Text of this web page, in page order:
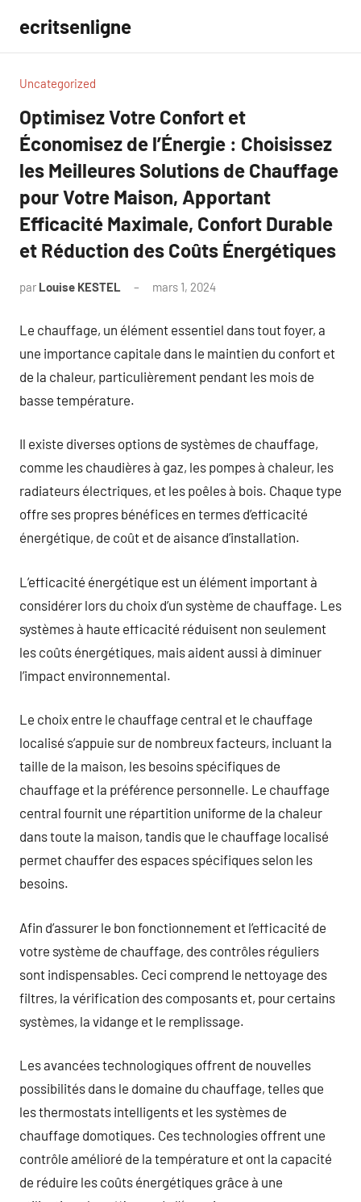
contenu
ecritsenligne
Uncategorized
Optimisez Votre Confort et
Économisez de l’Énergie : Choisissez
les Meilleures Solutions de Chauffage
pour Votre Maison, Apportant
Efficacité Maximale, Confort Durable
et Réduction des Coûts Énergétiques
par Louise KESTEL mars 1, 2024
Le chauffage, un élément essentiel dans tout foyer, a
une importance capitale dans le maintien du confort et
de la chaleur, particulièrement pendant les mois de
basse température.
Il existe diverses options de systèmes de chauffage,
comme les chaudières à gaz, les pompes à chaleur, les
radiateurs électriques, et les poêles à bois. Chaque type
offre ses propres bénéfices en termes d’efficacité
énergétique, de coût et de aisance d’installation.
L’efficacité énergétique est un élément important à
considérer lors du choix d’un système de chauffage. Les
systèmes à haute efficacité réduisent non seulement
les coûts énergétiques, mais aident aussi à diminuer
l’impact environnemental.
Le choix entre le chauffage central et le chauffage
localisé s’appuie sur de nombreux facteurs, incluant la
taille de la maison, les besoins spécifiques de
chauffage et la préférence personnelle. Le chauffage
central fournit une répartition uniforme de la chaleur
dans toute la maison, tandis que le chauffage localisé
permet chauffer des espaces spécifiques selon les
besoins.
Afin d’assurer le bon fonctionnement et l’efficacité de
votre système de chauffage, des contrôles réguliers
sont indispensables. Ceci comprend le nettoyage des
filtres, la vérification des composants et, pour certains
systèmes, la vidange et le remplissage.
Les avancées technologiques offrent de nouvelles
possibilités dans le domaine du chauffage, telles que
les thermostats intelligents et les systèmes de
chauffage domotiques. Ces technologies offrent une
contrôle amélioré de la température et ont la capacité
de réduire les coûts énergétiques grâce à une